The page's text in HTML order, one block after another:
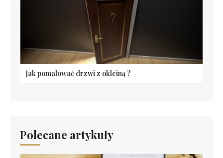
Jak pomalować drzwi z okleiną ?
Polecane artykuły